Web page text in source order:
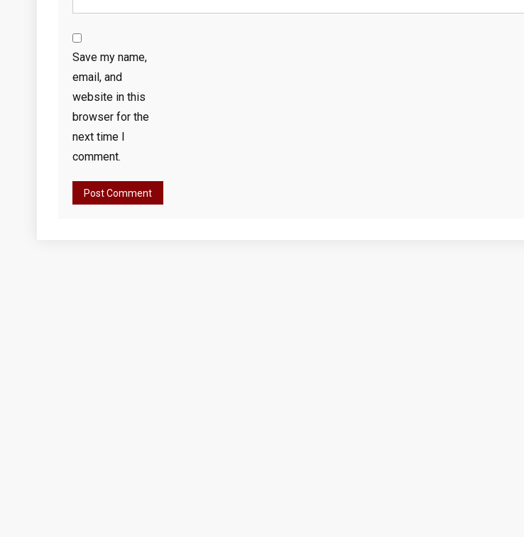
Save my name,
email, and
website in this
browser for the
next time I
comment.